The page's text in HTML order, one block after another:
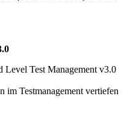
Test Management v3.0
im Testmanagement vertiefen